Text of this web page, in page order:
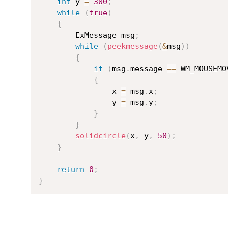
while
( true)
{
        ExMessage msg
;
while
( peekmessage(&msg ) )
{
if
(msg .message ==
{
                x
= msg .x;
                y
= msg . y;
}
}
solidcircle(x, y, 50 ) ;
}
return 0 ;
}